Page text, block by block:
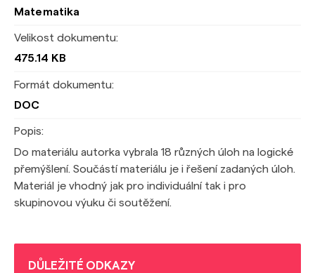
Matematika
Velikost dokumentu:
475.14 KB
Formát dokumentu:
DOC
Popis:
Do materiálu autorka vybrala 18 různých úloh na logické
přemýšlení. Součástí materiálu je i řešení zadaných úloh.
Materiál je vhodný jak pro individuální tak i pro
skupinovou výuku či soutěžení.
DŮLEŽITÉ ODKAZY